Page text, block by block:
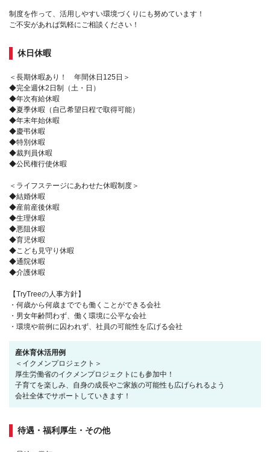
制度を作って、活用しやすい環境づくりにも努めています！
ご不安があれば気軽にご相談ください！
休日休暇
＜長期休暇あり！ 年間休日125日＞
◆完全週休2日制（土・日）
◆年次有給休暇
◆夏季休暇（自己希望日程で取得可能）
◆年末年始休暇
◆慶弔休暇
◆特別休暇
◆裁判員休暇
◆公民権行使休暇
＜ライフステージにあわせた休暇制度＞
◆結婚休暇
◆産前産後休暇
◆生理休暇
◆悪阻休暇
◆育児休暇
◆こども見守り休暇
◆通院休暇
◆介護休暇
【TryTreeの人事方針】
・何歳から何歳まででも働くことができる会社
・男女年齢問わず、働く環境に公平な会社
・環境や前例に囚われず、社員の可能性を広げる会社
産休育休活用例
＜イクメンプロジェクト＞
厚生労働省のイクメンプロジェクトにも参加中！
子育てを楽しみ、自身の成長やご家族の可能性も広げられるよう
会社全体でサポートしていきます！
待遇・福利厚生・その他